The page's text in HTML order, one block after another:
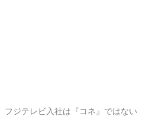
フジテレビ入社は『コネ』ではない